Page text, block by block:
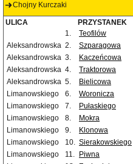
Chojny Kurczaki
ULICA PRZYSTANEK
1.
Teofilów
Aleksandrowska 2. Szparagowa
Aleksandrowska 3. Kaczeńcowa
Aleksandrowska 4. Traktorowa
Aleksandrowska 5. Bielicowa
Limanowskiego
6. Woronicza
Limanowskiego
7. Pułaskiego
Limanowskiego
8. Mokra
Limanowskiego
9. Klonowa
Limanowskiego
10. Sierakowskiego
Limanowskiego
11. Piwna